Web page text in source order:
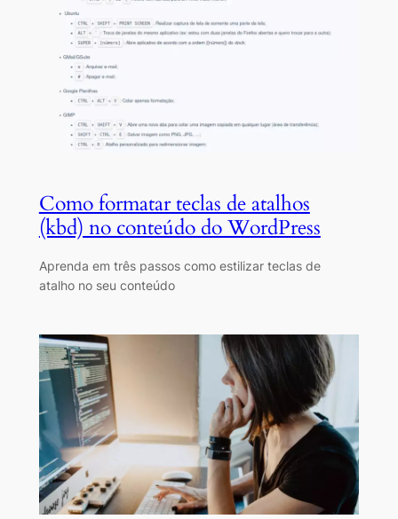
Como formatar teclas de atalhos
(kbd) no conteúdo do WordPress
Aprenda em três passos como estilizar teclas de
atalho no seu conteúdo